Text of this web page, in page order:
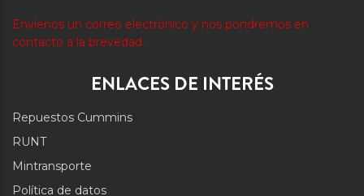
Envíenos un correo electrónico y nos pondremos en
contacto a la brevedad.
ENLACES DE INTERÉS
Repuestos Cummins
RUNT
Mintransporte
Política de datos